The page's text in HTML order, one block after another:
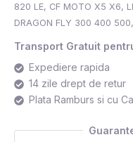
820 LE, CF MOTO X5 X6,
DRAGON FLY 300 400 500,
Transport Gratuit
Expediere rapida
14 zile drept de retur
Plata Ramburs si cu